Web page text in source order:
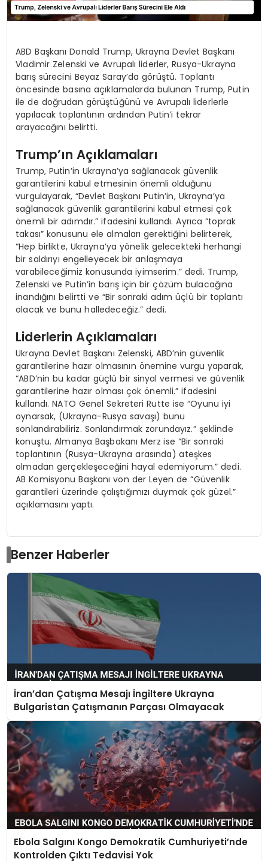
ABD Başkanı Donald Trump, Ukrayna Devlet Başkanı
Vladimir Zelenski ve Avrupalı liderler, Rusya-Ukrayna
barış sürecini Beyaz Saray’da görüştü. Toplantı
öncesinde basına açıklamalarda bulunan Trump, Putin
ile de doğrudan görüştüğünü ve Avrupalı liderlerle
yapılacak toplantının ardından Putin’i tekrar
arayacağını belirtti.
Trump’ın Açıklamaları
Trump, Putin’in Ukrayna’ya sağlanacak güvenlik
garantilerini kabul etmesinin önemli olduğunu
vurgulayarak, “Devlet Başkanı Putin’in, Ukrayna’ya
sağlanacak güvenlik garantilerini kabul etmesi çok
önemli bir adımdır.” ifadesini kullandı. Ayrıca “toprak
takası” konusunu ele almaları gerektiğini belirterek,
“Hep birlikte, Ukrayna’ya yönelik gelecekteki herhangi
bir saldırıyı engelleyecek bir anlaşmaya
varabileceğimiz konusunda iyimserim.” dedi. Trump,
Zelenski ve Putin’in barış için bir çözüm bulacağına
inandığını belirtti ve “Bir sonraki adım üçlü bir toplantı
olacak ve bunu halledeceğiz.” dedi.
Liderlerin Açıklamaları
Ukrayna Devlet Başkanı Zelenski, ABD’nin güvenlik
garantilerine hazır olmasının önemine vurgu yaparak,
“ABD’nin bu kadar güçlü bir sinyal vermesi ve güvenlik
garantilerine hazır olması çok önemli.” ifadesini
kullandı. NATO Genel Sekreteri Rutte ise “Oyunu iyi
oynarsak, (Ukrayna-Rusya savaşı) bunu
sonlandırabiliriz. Sonlandırmak zorundayız.” şeklinde
konuştu. Almanya Başbakanı Merz ise “Bir sonraki
toplantının (Rusya-Ukrayna arasında) ateşkes
olmadan gerçekleşeceğini hayal edemiyorum.” dedi.
AB Komisyonu Başkanı von der Leyen de “Güvenlik
garantileri üzerinde çalıştığımızı duymak çok güzel.”
açıklamasını yaptı.
Benzer Haberler
İran’dan Çatışma Mesajı İngiltere Ukrayna
Bulgaristan Çatışmanın Parçası Olmayacak
Ebola Salgını Kongo Demokratik Cumhuriyeti’nde
Kontrolden Çıktı Tedavisi Yok